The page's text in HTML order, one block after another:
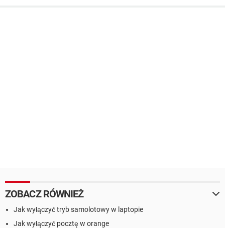
ZOBACZ RÓWNIEŻ
Jak wyłączyć tryb samolotowy w laptopie
Jak wyłączyć pocztę w orange